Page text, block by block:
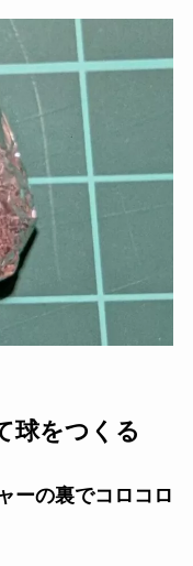
球をつくる
ーの裏でコロコロ